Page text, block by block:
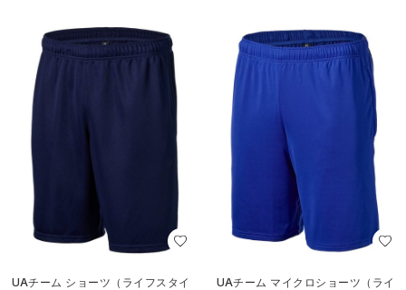
UAチーム ショーツ（ライフスタイ
UAチーム マイクロショーツ（ライ